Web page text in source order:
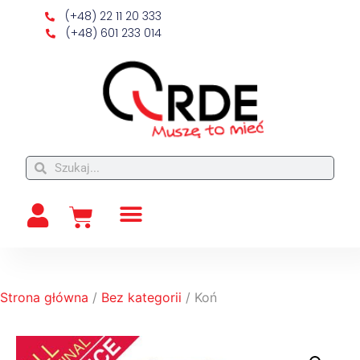
(+48) 22 11 20 333
(+48) 601 233 014
Strona główna / Bez kategorii / Koń